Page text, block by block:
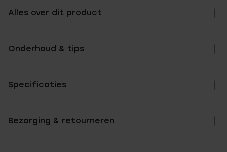
Alles over dit product
Onderhoud & tips
Specificaties
Bezorging & retourneren